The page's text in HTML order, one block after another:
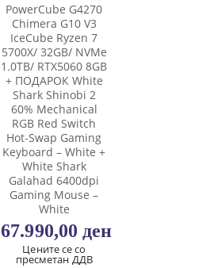
PowerCube G4270
Chimera G10 V3
IceCube Ryzen 7
5700X/ 32GB/ NVMe
1.0TB/ RTX5060 8GB
+ ПОДАРОК White
Shark Shinobi 2
60% Mechanical
RGB Red Switch
Hot-Swap Gaming
Keyboard – White +
White Shark
Galahad 6400dpi
Gaming Mouse –
White
67.990,00 ден
Цените се со
пресметан ДДВ